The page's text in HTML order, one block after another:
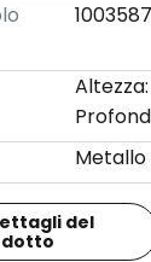
Metallo
del